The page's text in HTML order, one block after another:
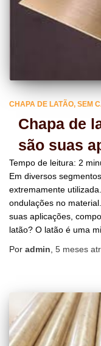
CHAPA DE LATÃO SEM
Chapa de
são suas
Tempo de leitura: 2
Em diversos
extremamente
ondulações no
suas aplicações,
latão? O latão é uma
Por admin 5 meses